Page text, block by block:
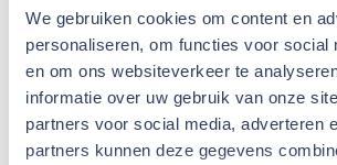
We gebruiken cookies om content en
personaliseren, om functies voor social
en om ons websiteverkeer te
informatie over uw gebruik van onze
partners voor social media, adverteren
partners kunnen deze gegevens
duidelijk aflossingsplan te hebben. Bij het
btw-kosten is dit meestal goed in te
vastgoedprojecten kan het lastiger zijn.
looptijd van de financiering realistisch is
aanvragen en vragen van de financier